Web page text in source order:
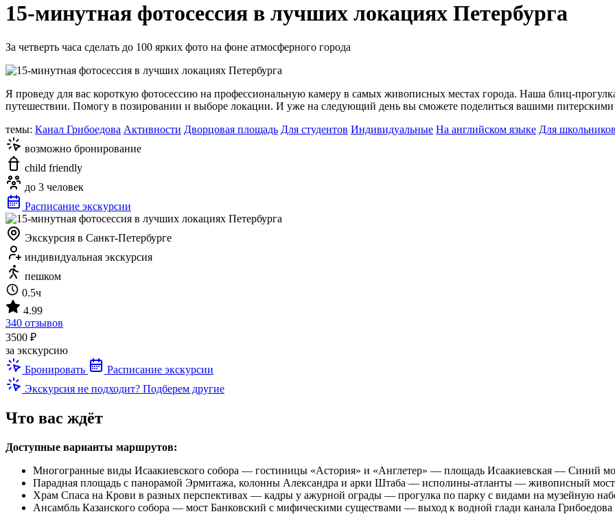
15-минутная фотосессия в лучших локациях Петербурга
За четверть часа сделать до 100 ярких фото на фоне атмосферного города
Я проведу для вас короткую фотосессию на профессиональную камеру в самых живописных местах города. Наша блиц-
путешествии. Помогу в позировании и выборе локации. И уже на следующий день вы сможете поделиться вашими питерскими
темы: Канал Грибоедова Активности Дворцовая площадь Для студентов Индивидуальные На английском языке Для школьников
возможно бронирование
child friendly
до 3 человек
Расписание экскурсии
Экскурсия в Санкт-Петербурге
индивидуальная экскурсия
пешком
0.5ч
4.99
340 отзывов
3500 ₽
за экскурсию
Бронировать
Расписание экскурсии
Экскурсия не подходит? Подберем другие
Что вас ждёт
Доступные варианты маршрутов:
Многогранные виды Исаакиевского собора — гостиницы «Астория» и «Англетер» — площадь Исаакиевская — Синий
Парадная площадь с панорамой Эрмитажа, колонны Александра и арки Штаба — исполины-атланты — живописный
Храм Спаса на Крови в разных перспективах — кадры у ажурной ограды — прогулка по парку с видами на музейную
Ансамбль Казанского собора — мост Банковский с мифическими существами — выход к водной глади канала Грибоедова